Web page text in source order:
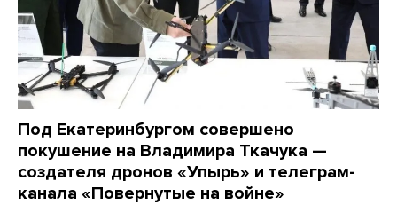
Под Екатеринбургом совершено
покушение на Владимира Ткачука —
создателя дронов «Упырь» и телеграм-
канала «Повернутые на войне»